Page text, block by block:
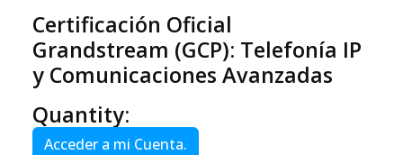
Certificación Oficial
Grandstream (GCP): Telefonía IP
y Comunicaciones Avanzadas
Quantity:
Acceder a mi Cuenta.